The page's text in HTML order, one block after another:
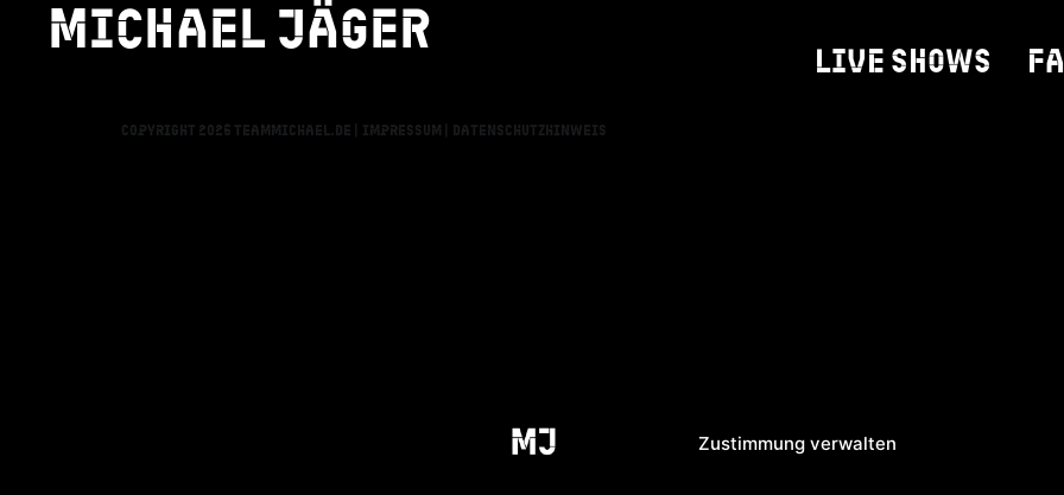
Zustimmung verwalten
Michael jäger LIVE SHOWS
BONN
Copyright 2026 teammichael.de | Impressum | Datenschutzhinweis